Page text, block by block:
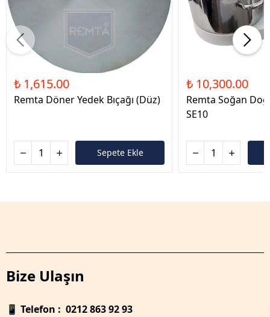
₺ 1,615.00
Remta Döner Yedek Bıçağı (Düz)
Sepete Ekle
₺ 10,300.00
Remta Soğan
SE10
Bize Ulaşın
📱 Telefon : 0212 863 92 93